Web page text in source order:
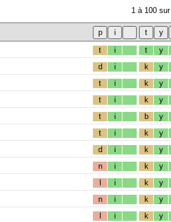
1 à 100 sur
t i t y
d i k y
t i k y
t i k y
t i b y
t i k y
d i k y
n i k y
l i k y
n i k y
l i k y